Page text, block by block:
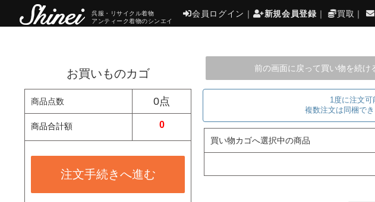
呉服・リサイクル着物
アンティーク着物のシンエイ
会員ログイン ｜ 新規会員登録 ｜ 買取 ｜
お買いものカゴ
商品点数 0点
商品合計額 0
注文手続きへ進む
前の画面に戻って買い物を続け
1度に注文可
複数注文は同梱で
買い物カゴへ選択中の商品